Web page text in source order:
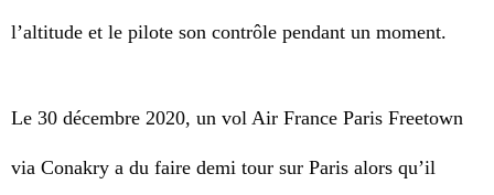
l’altitude et le pilote son contrôle pendant un moment.
Le 30 décembre 2020, un vol Air France Paris Freetown
via Conakry a du faire demi tour sur Paris alors qu’il